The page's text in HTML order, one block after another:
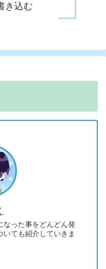
き込む
なった事をどんどん発
ても紹介していきま